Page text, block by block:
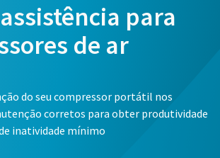
para
de ar
do seu compressor portátil nos
corretos para obter produtividade
inatividade mínimo